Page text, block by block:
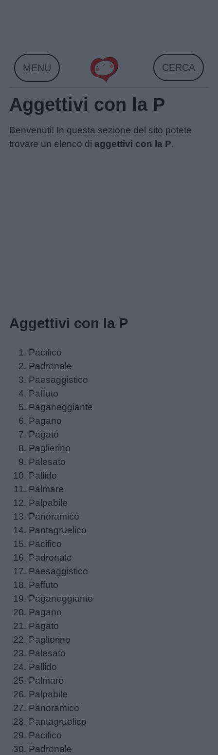
Menu
Schede
didattiche
Disegni
da
MENU CERCA
Aggettivi con la P
Benvenuti! In questa sezione del sito potete
trovare un elenco diaggettivi con la P.
Aggettivi con la P
Pacifico
Padronale
Paesaggistico
Paffuto
Paganeggiante
Pagano
Pagato
Paglierino
Palesato
Pallido
Palmare
Palpabile
Panoramico
Pantagruelico
Pacifico
Padronale
Paesaggistico
Paffuto
Paganeggiante
Pagano
Pagato
Paglierino
Palesato
Pallido
Palmare
Palpabile
Panoramico
Pantagruelico
Pacifico
Padronale